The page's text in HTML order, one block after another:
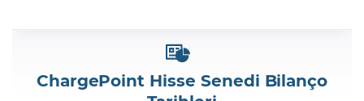
ChargePoint Hisse Senedi Bilanço